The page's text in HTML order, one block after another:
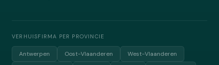
VERHUISFIRMA PER PROVINCIE
Antwerpen Oost-Vlaanderen
West-Vlaanderen